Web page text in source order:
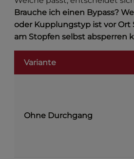
Brauche ich einen Bypass?
oder Kupplungstyp ist vor Ort
am Stopfen selbst absperren
Variante
Ohne Durchgang